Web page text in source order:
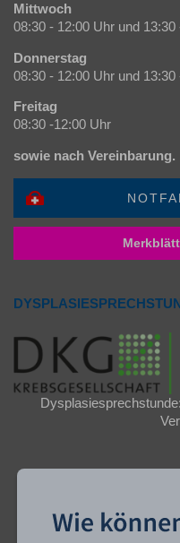
Mittwoch
08:30 - 12:00 Uhr und 13:30
Donnerstag
08:30 - 12:00 Uhr und 13:30
Freitag
08:30 -12:00 Uhr
sowie nach Vereinbarung.